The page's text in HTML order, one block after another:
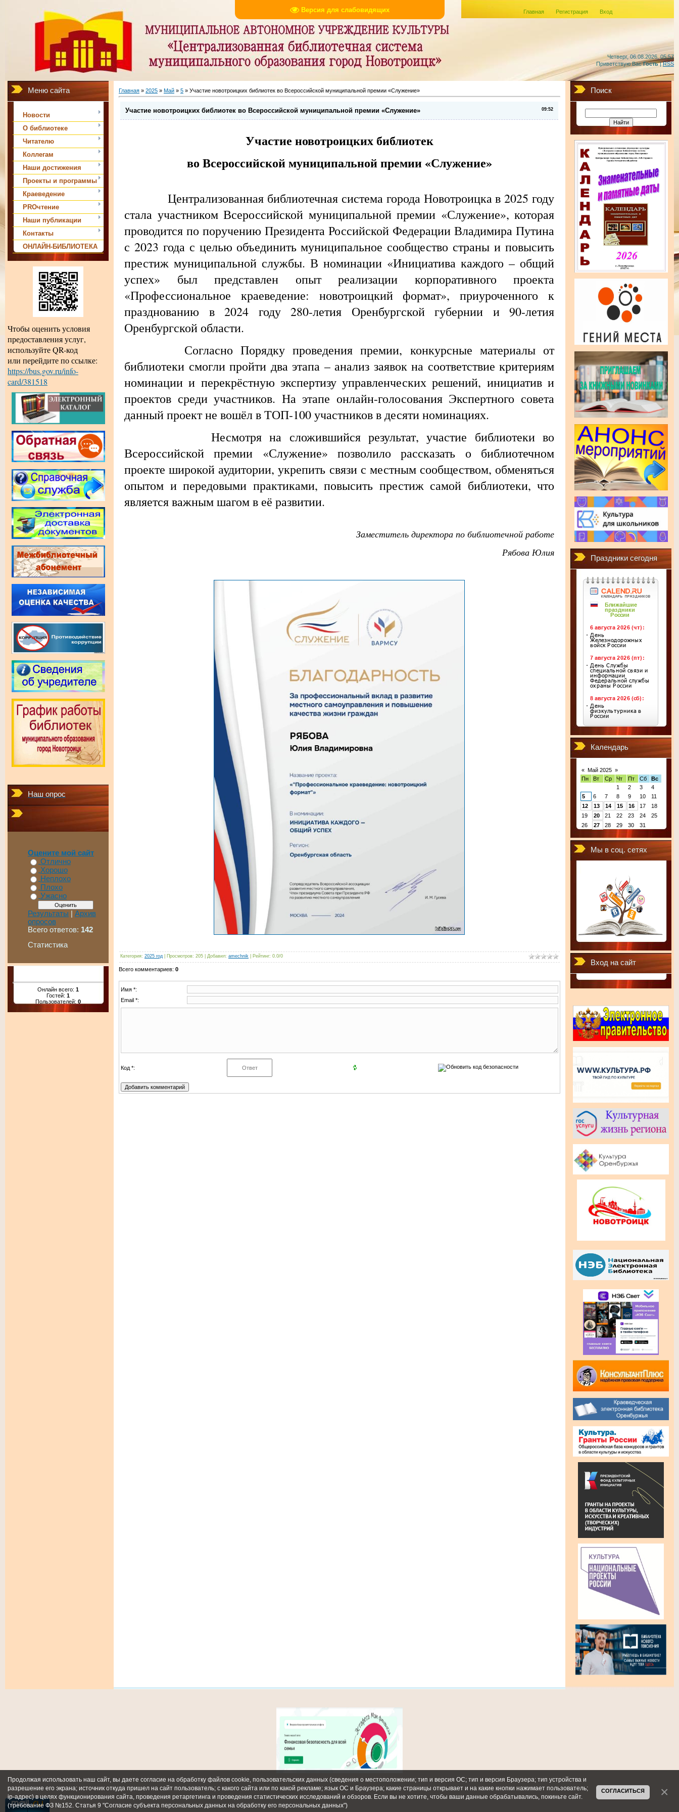
Версия для слабовидящих
Четверг, 06.08.2026, 05:57
Приветствую Вас Гость|RSS
Главная Регистрация Вход
Меню сайта
Новости
О библиотеке
Читателю
Коллегам
Наши достижения
Проекты и программы
Краеведение
PROчтение
Наши публикации
Контакты
ОНЛАЙН-БИБЛИОТЕКА
Чтобы оценить условия
предоставления услуг,
используйте QR-код
или перейдите по ссылке:
https://bus.gov.ru/info-
card/381518
Наш опрос
Оцените мой сайт
Отлично
Хорошо
Неплохо
Плохо
Ужасно
Результаты | Архив
опросов
Всего ответов: 142
Статистика
Онлайн всего: 1
Гостей: 1
Пользователей: 0
Главная » 2025 » Май » 5 » Участие новотроицких библиотек во Всероссийской муниципальной премии «Служение»
09:52
Участие новотроицких библиотек во Всероссийской муниципальной премии «Служение»
Участие новотроицких библиотек
во Всероссийской муниципальной премии «Служение»
Централизованная библиотечная система города Новотроицка в 2025 году
стала участником Всероссийской муниципальной премии «Служение», которая
проводится по поручению Президента Российской Федерации Владимира Путина
с 2023 года с целью объединить муниципальное сообщество страны и повысить
престиж муниципальной службы. В номинации «Инициатива каждого – общий
успех» был представлен опыт реализации корпоративного проекта
«Профессиональное краеведение: новотроицкий формат», приуроченного к
празднованию в 2024 году 280-летия Оренбургской губернии и 90-летия
Оренбургской области.
Согласно Порядку проведения премии, конкурсные материалы от
библиотеки смогли пройти два этапа – анализ заявок на соответствие критериям
номинации и перекрёстную экспертизу управленческих решений, инициатив и
проектов среди участников. На этапе онлайн-голосования Экспертного совета
данный проект не вошёл в ТОП-100 участников в десяти номинациях.
Несмотря на сложившийся результат, участие библиотеки во
Всероссийской премии «Служение» позволило рассказать о библиотечном
проекте широкой аудитории, укрепить связи с местным сообществом, обменяться
опытом и передовыми практиками, повысить престиж самой библиотеки, что
является важным шагом в её развитии.
Заместитель директора по библиотечной работе
Рябова Юлия
Категория: 2025 год Просмотров: 205 Добавил: amechnik Рейтинг: 0.0/0
Всего комментариев: 0
Имя *:
Email *:
Код *:
Поиск
Праздники сегодня
Календарь
« Май 2025 »
Пн
Вт Ср Чт Пт Сб
Вс
1
2 3
4
5
6 7 8 9 10
11
12
13 14 15 16 17
18
19
20 21 22 23 24
25
26
27 28 29 30 31
Мы в соц. сетях
Вход на сайт
Продолжая использовать наш сайт, вы даете согласие на обработку файлов cookie, пользовательских данных (сведения о местоположении; тип и версия ОС; тип и версия Браузера; тип устройства и
разрешение его экрана; источник откуда пришел на сайт пользователь; с какого сайта или по какой рекламе; язык ОС и Браузера; какие страницы открывает и на какие кнопки нажимает пользователь;
ip-адрес) в целях функционирования сайта, проведения ретаргетинга и проведения статистических исследований и обзоров. Если вы не хотите, чтобы ваши данные обрабатывались, покиньте сайт.
(требование ФЗ №152. Статья 9 "Согласие субъекта персональных данных на обработку его персональных данных")
СОГЛАСИТЬСЯ